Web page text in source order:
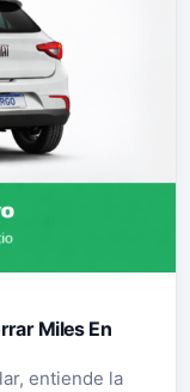
Miles En
entiende la